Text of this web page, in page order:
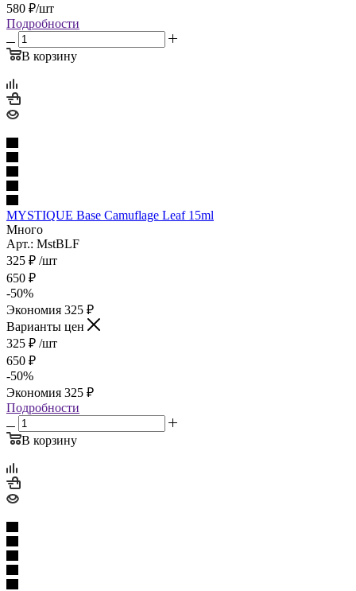
580 ₽/шт
Подробности
В корзину
MYSTIQUE Base Camuflage Leaf 15ml
Много
Арт.: MstBLF
325 ₽ /шт
650 ₽
-50%
Экономия 325 ₽
Варианты цен
325 ₽ /шт
650 ₽
-50%
Экономия 325 ₽
Подробности
В корзину